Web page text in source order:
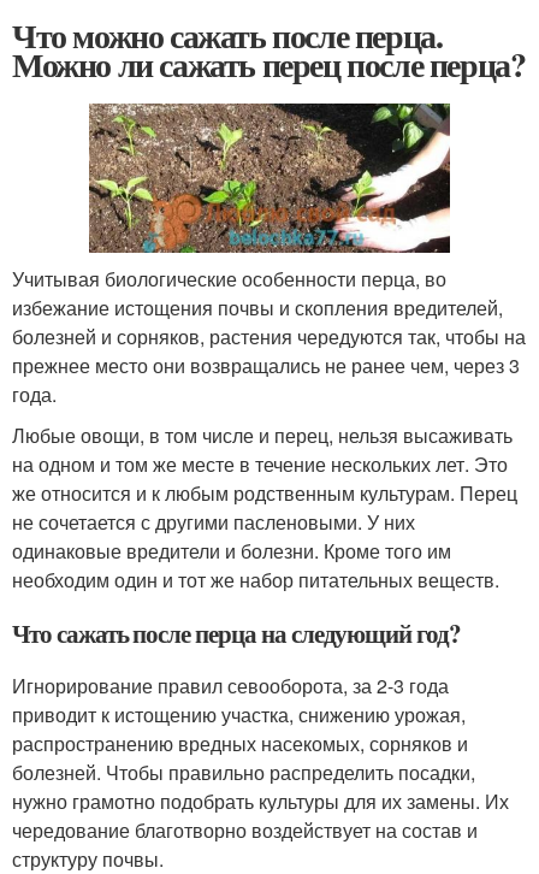
Что можно сажать после перца.
Можно ли сажать перец после перца?
Учитывая биологические особенности перца, во
избежание истощения почвы и скопления вредителей,
болезней и сорняков, растения чередуются так, чтобы на
прежнее место они возвращались не ранее чем, через 3
года.
Любые овощи, в том числе и перец, нельзя высаживать
на одном и том же месте в течение нескольких лет. Это
же относится и к любым родственным культурам. Перец
не сочетается с другими пасленовыми. У них
одинаковые вредители и болезни. Кроме того им
необходим один и тот же набор питательных веществ.
Что сажать после перца на следующий год?
Игнорирование правил севооборота, за 2-3 года
приводит к истощению участка, снижению урожая,
распространению вредных насекомых, сорняков и
болезней. Чтобы правильно распределить посадки,
нужно грамотно подобрать культуры для их замены. Их
чередование благотворно воздействует на состав и
структуру почвы.